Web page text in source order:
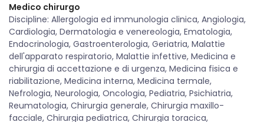
Medico chirurgo
Discipline: Allergologia ed immunologia clinica, Angiologia,
Cardiologia, Dermatologia e venereologia, Ematologia,
Endocrinologia, Gastroenterologia, Geriatria, Malattie
dell'apparato respiratorio, Malattie infettive, Medicina e
chirurgia di accettazione e di urgenza, Medicina fisica e
riabilitazione, Medicina interna, Medicina termale,
Nefrologia, Neurologia, Oncologia, Pediatria, Psichiatria,
Reumatologia, Chirurgia generale, Chirurgia maxillo-
facciale, Chirurgia pediatrica, Chirurgia toracica,